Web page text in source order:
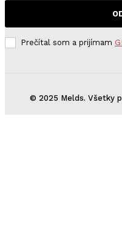
Prečítal som a prijímam
© 2025 Melds. Všetky